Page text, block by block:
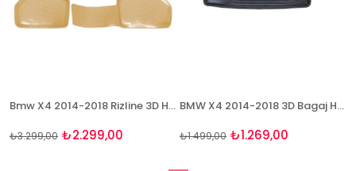
Bmw X4 2014-2018 Rizline 3D Havuzlu BEJ Paspas
₺2.299,00
₺3.299,00
BMW X4 2014-2018 3D Bagaj Havuzu Rizline
₺1.269,00
₺1.499,00